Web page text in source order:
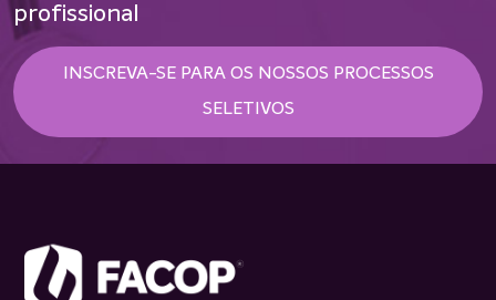
profissional
INSCREVA-SE PARA OS NOSSOS PROCESSOS
SELETIVOS